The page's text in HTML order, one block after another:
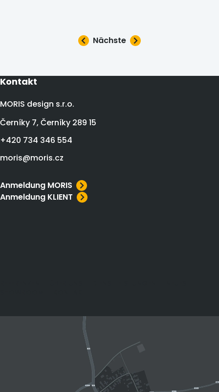
Nächste
Kontakt
MORIS design s.r.o.
Černíky 7, Černíky 289 15
+420 734 346 554
moris@moris.cz
Anmeldung MORIS
Anmeldung KLIENT